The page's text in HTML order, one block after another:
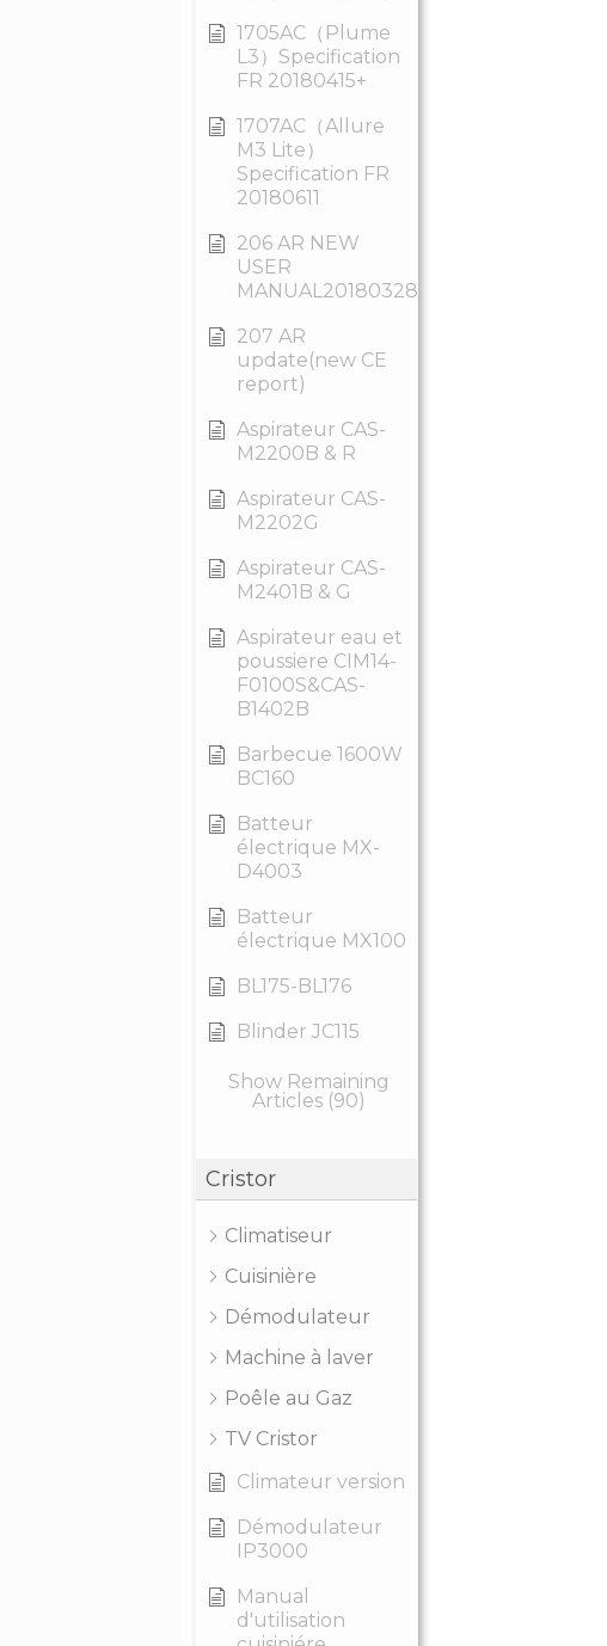
1705AC（Plume
L3）Specification
FR 20180415+
1707AC（Allure
M3 Lite）
Specification FR
20180611
206 AR NEW
USER
MANUAL20180328
207 AR
update(new CE
report)
Aspirateur CAS-
M2200B & R
Aspirateur CAS-
M2202G
Aspirateur CAS-
M2401B & G
Aspirateur eau et
poussiere CIM14-
F0100S&CAS-
B1402B
Barbecue 1600W
BC160
Batteur
électrique MX-
D4003
Batteur
électrique MX100
BL175-BL176
Blinder JC115
Show Remaining
Articles (90)
Cristor
Climatiseur
Cuisinière
Démodulateur
Machine à laver
Poêle au Gaz
TV Cristor
Climateur version
Démodulateur
IP3000
Manual
d'utilisation